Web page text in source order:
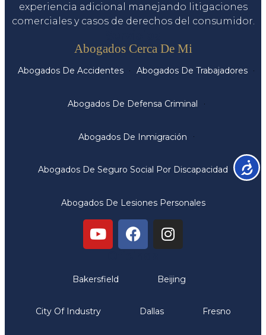
experiencia adicional manejando litigaciones
comerciales y casos de derechos del consumidor.
Abogados Cerca De Mi
Abogados De Accidentes Abogados De Trabajadores
Abogados De Defensa Criminal
Abogados De Inmigración
Abogados De Seguro Social Por Discapacidad
Abogados De Lesiones Personales
Bakersfield Beijing
City Of Industry Dallas Fresno